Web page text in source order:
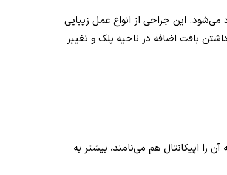
می‌شود. این جراحی از انواع عمل زیبایی
بافت اضافه در ناحیه پلک و تغییر
اپیکانتال هم می‌نامند، بیشتر به